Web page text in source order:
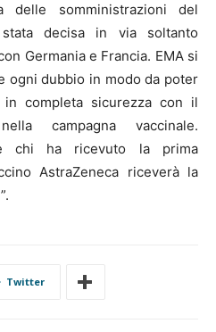
delle somministrazioni del
decisa in via soltanto
Germania e Francia. EMA si
ogni dubbio in modo da poter
completa sicurezza con il
campagna vaccinale.
chi ha ricevuto la prima
AstraZeneca riceverà la
Twitter